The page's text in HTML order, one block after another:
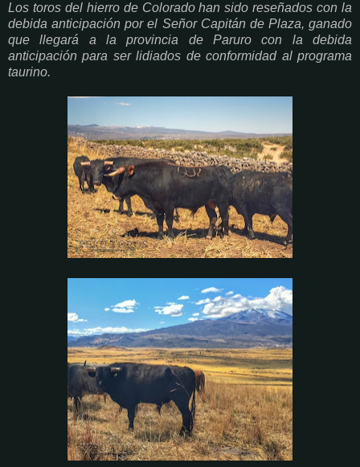
Los toros del hierro de Colorado han sido reseñados con la
debida anticipación por el Señor Capitán de Plaza, ganado
que llegará a la provincia de Paruro con la debida
anticipación para ser lidiados de conformidad al programa
taurino.